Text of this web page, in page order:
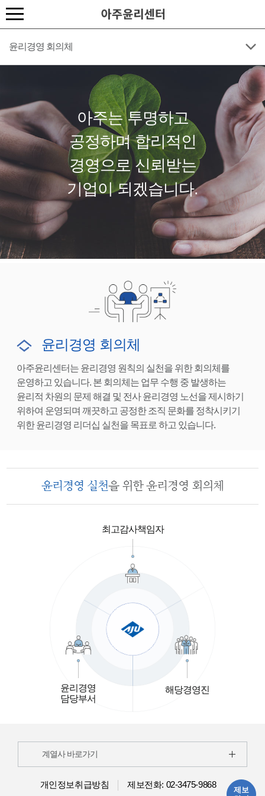
윤리경영 회의체
아주는 투명하고
공정하며 합리적인
경영으로 신뢰받는
기업이 되겠습니다.
윤리경영 회의체
아주윤리센터는 윤리경영 원칙의 실천을 위한 회의체를
운영하고 있습니다. 본 회의체는 업무 수행 중 발생하는
윤리적 차원의 문제 해결 및 전사 윤리경영 노선을 제시하기
위하여 운영되며 깨끗하고 공정한 조직 문화를 정착시키기
위한 윤리경영 리더십 실천을 목표로 하고 있습니다.
윤리경영 실천을 위한 윤리경영 회의체
최고감사책임자
윤리경영
담당부서
해당경영진
제보
개인정보취급방침 제보전화: 02-3475-9868
계열사 바로가기